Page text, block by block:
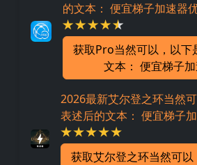
的文本： 便宜梯子加速器
获取Pro当然可以，以下
文本： 便宜梯子
2026最新艾尔登之环当然
表述后的文本： 便宜梯子
获取艾尔登之环当然可